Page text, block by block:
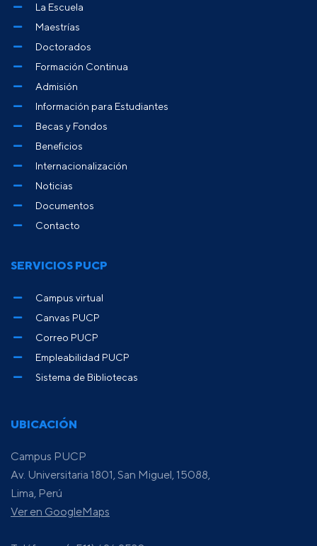
UBICACIÓN
Campus PUCP
Av. Universitaria 1801, San Miguel, 15088,
Lima, Perú
Ver en GoogleMaps
La Escuela
Maestrías
Doctorados
Formación Continua
Admisión
Información para Estudiantes
Becas y Fondos
Beneficios
Internacionalización
Noticias
Documentos
Contacto
SERVICIOS PUCP
Campus virtual
Canvas PUCP
Correo PUCP
Empleabilidad PUCP
Sistema de Bibliotecas